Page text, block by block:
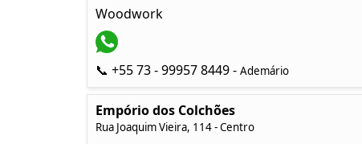
Woodwork
📞 +55 73 - 99957 8449 - Ademário
Empório dos Colchões
Rua Joaquim Vieira, 114 - Centro